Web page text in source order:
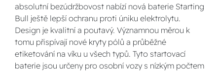
absolutní bezúdržbovost nabízí nová baterie Starting
Bull ještě lepší ochranu proti úniku elektrolytu.
Design je kvalitní a poutavý. Významnou měrou k
tomu přispívají nové kryty pólů a průběžné
etiketování na víku u všech typů. Tyto startovací
baterie jsou určeny pro osobní vozy s nízkým počtem